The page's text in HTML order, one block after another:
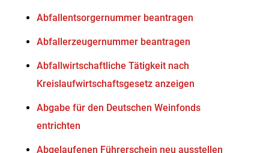
Abfallentsorgernummer beantragen
Abfallerzeugernummer beantragen
Abfallwirtschaftliche Tätigkeit nach
Kreislaufwirtschaftsgesetz anzeigen
Abgabe für den Deutschen Weinfonds
entrichten
Abgelaufenen Führerschein neu ausstellen